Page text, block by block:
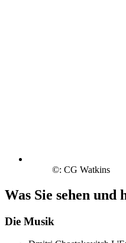
©: CG Watkins
Was Sie sehen und
Die Musik